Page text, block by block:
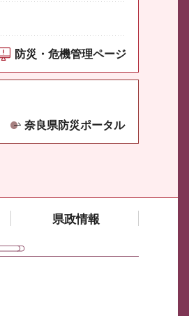
防災・危機管理ページ
奈良県防災ポータル
県政情報